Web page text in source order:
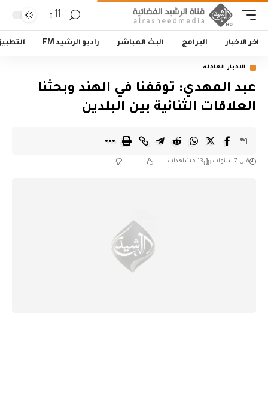
أأ
اخر الاخبار البرامج البث المباشر راديو الرشيد FM
الاخبار العاجلة
عبد المهدي: توقفنا في الهند وبحثنا
العلاقات الثنائية بين البلدين
قبل 7 سنوات 13 مشاهدات